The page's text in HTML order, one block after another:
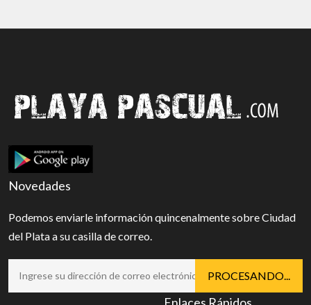
Novedades
Podemos enviarle información quincenalmente sobre Ciudad
del Plata a su casilla de correo.